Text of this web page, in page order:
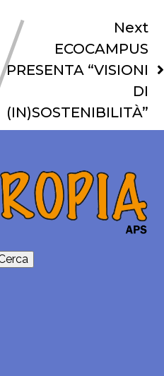
Next
ECOCAMPUS
PRESENTA “VISIONI
DI
(IN)SOSTENIBILITÀ”